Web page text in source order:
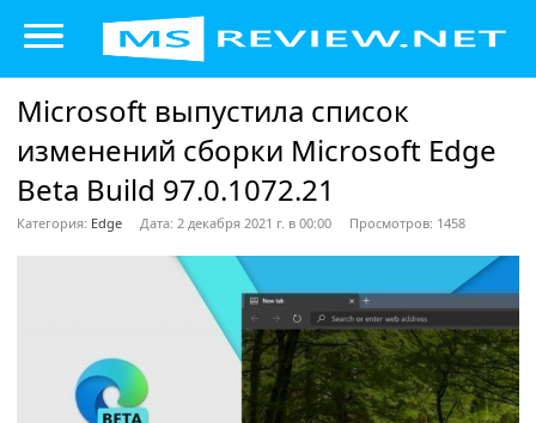
Microsoft выпустила список
изменений сборки Microsoft Edge
Beta Build 97.0.1072.21
Категория: Edge Дата: 2 декабря 2021 г. в 00:00 Просмотров: 1458